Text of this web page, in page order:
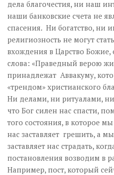
дела благочестия, ни наш
наши банковские счета не
спасения. Ни богатство, ни
религиозность не могут
вхождения в Царство
слова: «Праведный верою
принадлежат Аввакуму,
«трендом» христианского
Ни делами, ни ритуалами,
что Бог силен нас спасти,
того состояния, в которое
нас заставляет грешить, а
заставляет нас страдать,
постановления возводим в
Например, пост, который